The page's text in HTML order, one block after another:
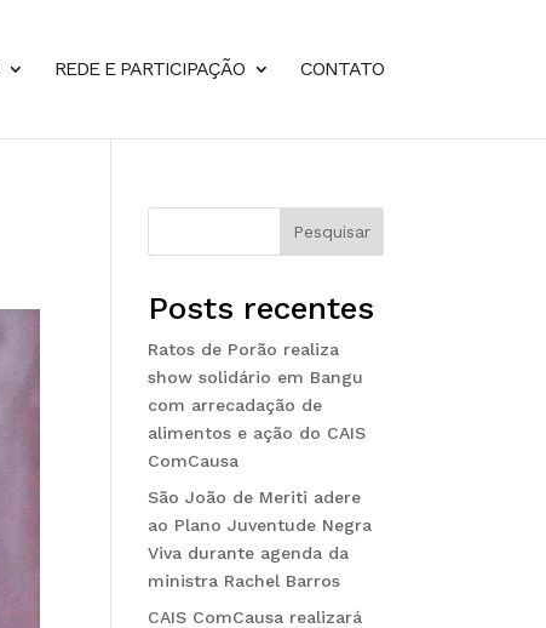
REDE E PARTICIPAÇÃO CONTATO
Pesquisar
Posts recentes
Ratos de Porão realiza
show solidário em Bangu
com arrecadação de
alimentos e ação do CAIS
ComCausa
São João de Meriti adere
ao Plano Juventude Negra
Viva durante agenda da
ministra Rachel Barros
CAIS ComCausa realizará